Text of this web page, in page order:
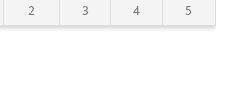
2 3 4
5